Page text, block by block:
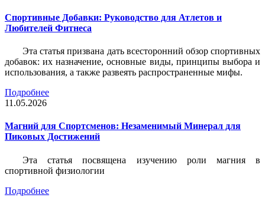
Спортивные Добавки: Руководство для Атлетов и
Любителей Фитнеса
Эта статья призвана дать всесторонний обзор спортивных
добавок: их назначение, основные виды, принципы выбора и
использования, а также развеять распространенные мифы.
Подробнее
11.05.2026
Магний для Спортсменов: Незаменимый Минерал для
Пиковых Достижений
Эта статья посвящена изучению роли магния в
спортивной физиологии
Подробнее